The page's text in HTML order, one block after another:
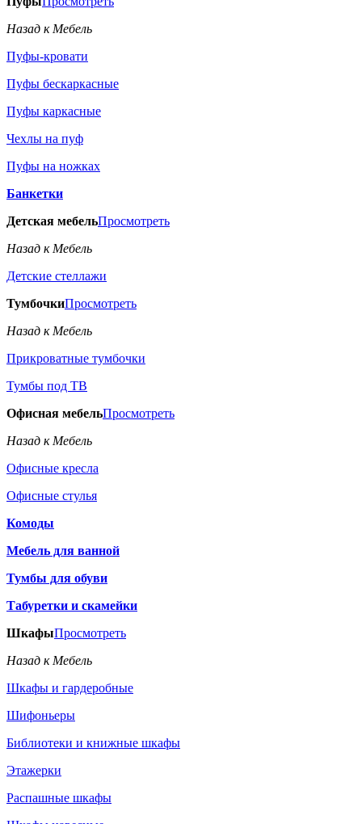
Назад к Мебель
Пуфы-кровати
Пуфы бескаркасные
Пуфы каркасные
Чехлы на пуф
Пуфы на ножках
Банкетки
Детская мебельПросмотреть
Назад к Мебель
Детские стеллажи
ТумбочкиПросмотреть
Назад к Мебель
Прикроватные тумбочки
Тумбы под ТВ
Офисная мебельПросмотреть
Назад к Мебель
Офисные кресла
Офисные стулья
Комоды
Мебель для ванной
Тумбы для обуви
Табуретки и скамейки
ШкафыПросмотреть
Назад к Мебель
Шкафы и гардеробные
Шифоньеры
Библиотеки и книжные шкафы
Этажерки
Распашные шкафы